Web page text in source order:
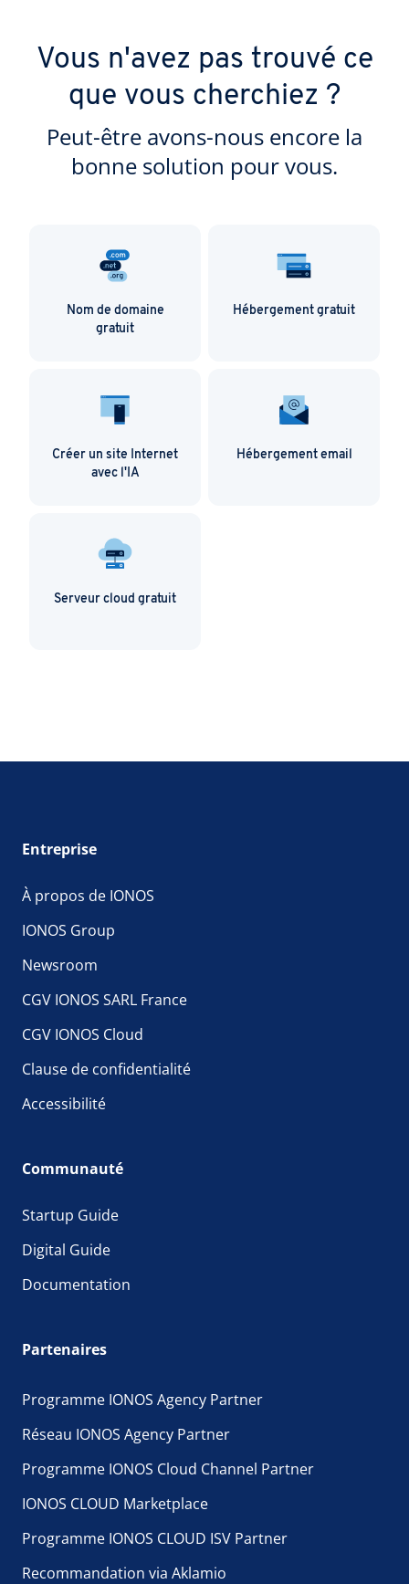
Vous n'avez pas trouvé ce
que vous cherchiez ?
Peut-être avons-nous encore la
bonne solution pour vous.
Nom de domaine
gratuit
Hébergement gratuit
Créer un site Internet
avec l'IA
Hébergement email
Serveur cloud gratuit
Entreprise
À propos de IONOS
IONOS Group
Newsroom
CGV IONOS SARL France
CGV IONOS Cloud
Clause de confidentialité
Accessibilité
Communauté
Startup Guide
Digital Guide
Documentation
Partenaires
Programme IONOS Agency Partner
Réseau IONOS Agency Partner
Programme IONOS Cloud Channel Partner
IONOS CLOUD Marketplace
Programme IONOS CLOUD ISV Partner
Recommandation via Aklamio